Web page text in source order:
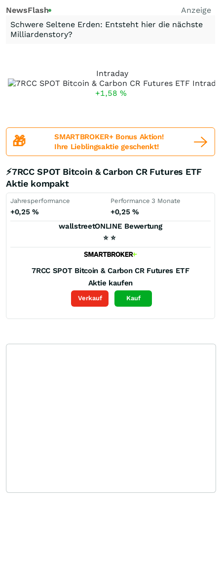
NewsFlash
Anzeige
Schwere Seltene Erden: Entsteht hier die nächste
Milliardenstory?
Intraday
+1,58 %
🎁
SMARTBROKER+ Bonus Aktion!
Ihre Lieblingsaktie geschenkt!
⚡7RCC SPOT Bitcoin & Carbon CR Futures ETF
Aktie kompakt
Jahresperformance
+0,25%
Performance 3 Monate
+0,25%
wallstreetONLINE Bewertung
⭐ ⭐
7RCC SPOT Bitcoin & Carbon CR Futures ETF
Aktie kaufen
Verkauf Kauf